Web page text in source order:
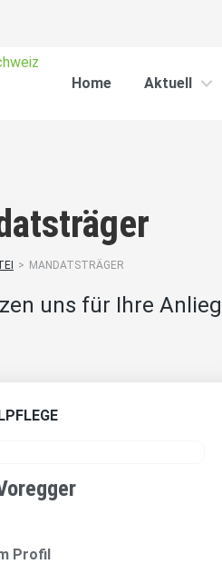
Home Aktuell
> MANDATSTRÄGER
uns für Ihre
Profil